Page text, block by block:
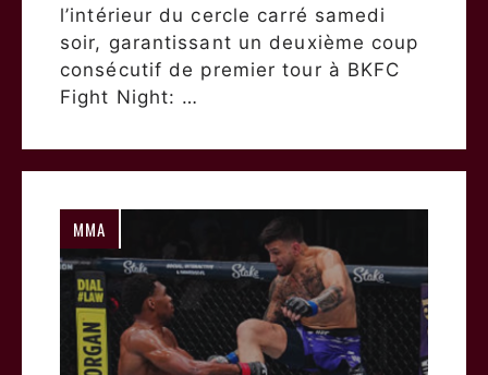
l’intérieur du cercle carré samedi
soir, garantissant un deuxième coup
consécutif de premier tour à BKFC
Fight Night: …
MMA